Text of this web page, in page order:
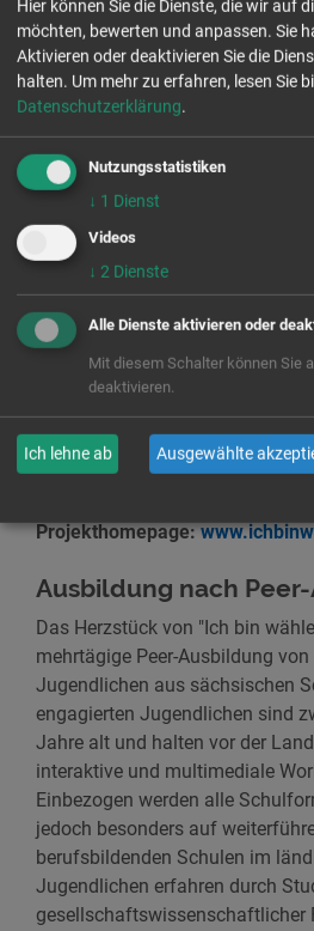
einer mehrtägigen Ausbildung
was die einzelnen Parteien in
fordern und wie eine Wahl
euch das Projekt Fähigkeiten an
politische Diskussionen mit
moderieren und einen eigenen
durchzuführen. Mit aktiven
Mitschüler/-innen nahe, was
Demokratie bedeutet."
Wahlprojekt in
Sächsische Schülerinnen und
mehrtägigen Ausbildung dazu
und konstruktiv mit dem
Mechanismen und
auseinanderzusetzen.
Projekthomepage:
Ausbildung nach
Das Herzstück von "Ich bin
mehrtägige Peer-Ausbildung
Jugendlichen aus sächsischen
engagierten Jugendlichen sind
Jahre alt und halten vor der
interaktive und multimediale
Einbezogen werden alle
jedoch besonders auf
berufsbildenden Schulen im
Jugendlichen erfahren durch
gesellschaftswissenschaftlicher
Hier können Sie die Dienste, die wir auf
möchten, bewerten und anpassen. Sie
Aktivieren oder deaktivieren Sie die
halten. Um mehr zu erfahren, lesen Sie
Datenschutzerklärung.
Nutzungsstatistiken
↓ 1 Dienst
Videos
↓ 2 Dienste
Alle Dienste aktivieren oder
Mit diesem Schalter können Sie
deaktivieren.
Ich lehne ab Ausgewählte